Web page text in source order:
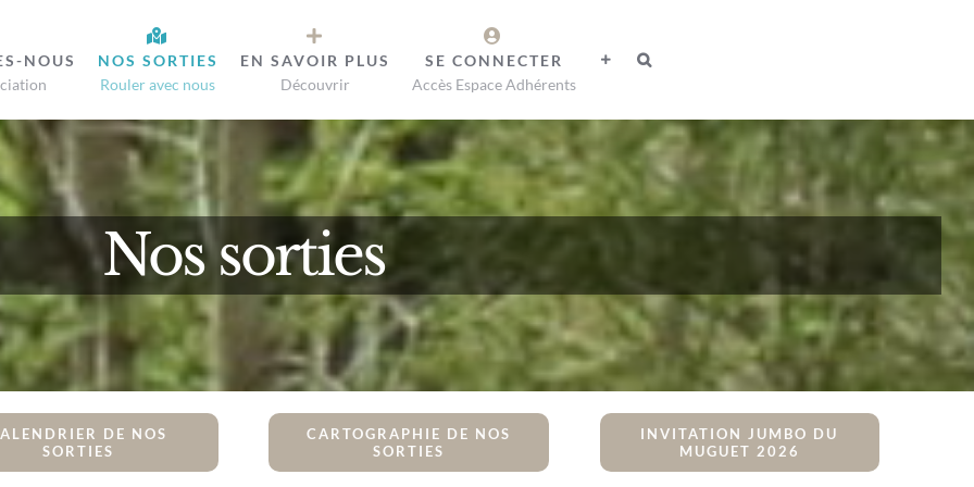
NOUS
NOS SORTIES
Rouler avec nous
EN SAVOIR PLUS
Découvrir
SE CONNECTER
Accès Espace Adhérents
Nos sorties
DE NOS
SORTIES
CARTOGRAPHIE DE NOS
SORTIES
INVITATION JUMBO DU
MUGUET 2026